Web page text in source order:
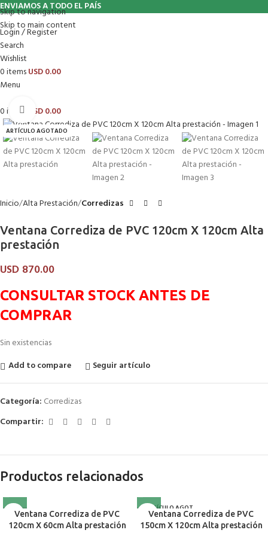
Skip to navigation
Skip to main content
ENVIAMOS A TODO EL PAÍS
Login / Register
Search
Wishlist
0itemsUSD0.00
Menu
0items USD0.00
ARTÍCULO AGOTADO
Click to enlarge
Inicio Alta Prestación Corredizas
Ventana Corrediza de PVC 120cm X 120cm Alta
prestación
USD 870.00
CONSULTAR STOCK ANTES DE
COMPRAR
Sin existencias
Add to compare
Seguir artículo
Categoría: Corredizas
Compartir:
Productos relacionados
Ventana Corrediza de PVC
120cm X 60cm Alta prestación
ARTÍCULO AGOT
ADO
Ventana Corrediza de PVC
150cm X 120cm Alta prestación